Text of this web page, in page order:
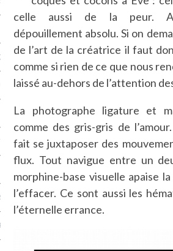
celle aussi de la peur.
dépouillement absolu. Si on
de l’art de la créatrice il faut
comme si rien de ce que nous
laissé au-dehors de l’attention
La photographe ligature et
comme des gris-gris de
fait se juxtaposer des
flux. Tout navigue entre un
morphine-base visuelle apaise
l’effacer. Ce sont aussi les
l’éternelle errance.